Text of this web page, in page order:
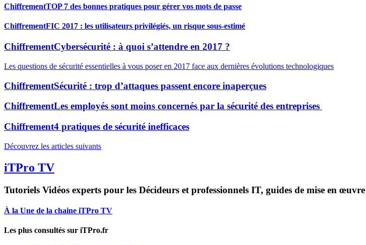
ChiffrementTOP 7 des bonnes pratiques pour gérer vos mots de passe
ChiffrementFIC 2017 : les utilisateurs privilégiés, un risque sous-estimé
ChiffrementCybersécurité : à quoi s’attendre en 2017 ?
Les questions de sécurité essentielles à vous poser en 2017 face aux dernières évolutions technologiques
ChiffrementSécurité : trop d’attaques passent encore inaperçues
ChiffrementLes employés sont moins concernés par la sécurité des entreprises
Chiffrement4 pratiques de sécurité inefficaces
Découvrez les articles suivants
iTPro TV
Tutoriels Vidéos experts pour les Décideurs et professionnels IT, guides de mise en
À la Une de la chaine iTPro TV
Les plus consultés sur iTPro.fr